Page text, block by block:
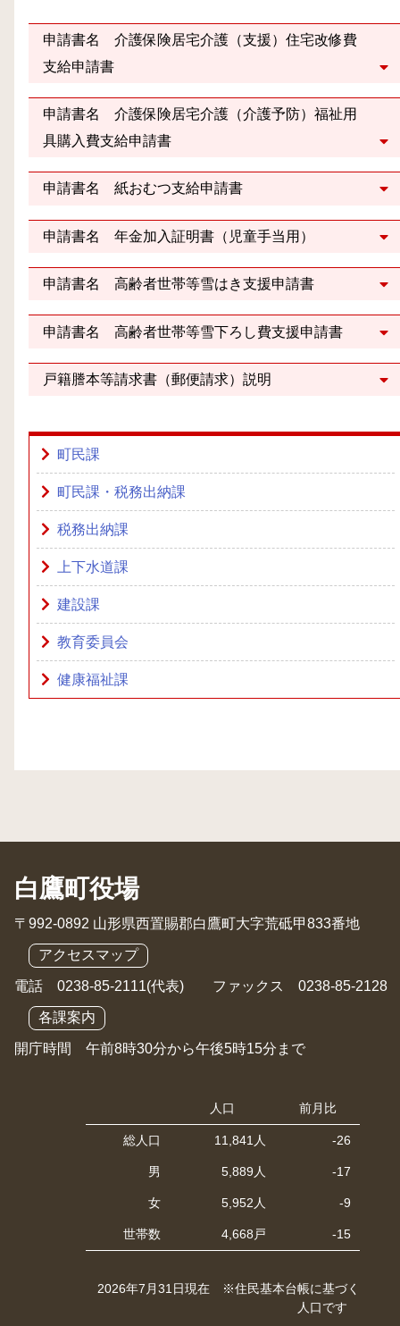
申請書名 介護保険居宅介護（支援）住宅改修費
支給申請書
申請書名 介護保険居宅介護（介護予防）福祉用
具購入費支給申請書
申請書名 紙おむつ支給申請書
申請書名 年金加入証明書（児童手当用）
申請書名 高齢者世帯等雪はき支援申請書
申請書名 高齢者世帯等雪下ろし費支援申請書
戸籍謄本等請求書（郵便請求）説明
町民課
町民課・税務出納課
税務出納課
上下水道課
建設課
教育委員会
健康福祉課
白鷹町役場
〒992-0892 山形県西置賜郡白鷹町大字荒砥甲833番地
アクセスマップ
電話 0238-85-2111(代表) ファックス 0238-85-2128
各課案内
開庁時間 午前8時30分から午後5時15分まで
人口 前月比
総人口 11,841人 -26
男 5,889人 -17
女 5,952人 -9
世帯数 4,668戸 -15
2026年7月31日現在 ※住民基本台帳に基づく
人口です